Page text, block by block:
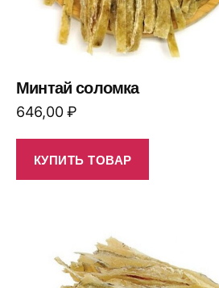
Минтай соломка
646,00₽
КУПИТЬ ТОВАР